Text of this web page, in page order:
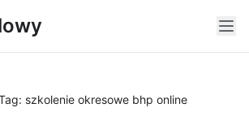
szkolenie okresowe bhp online